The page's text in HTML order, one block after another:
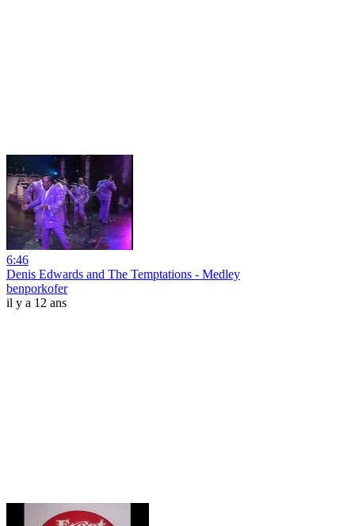
6:46
Denis Edwards and The Temptations - Medley
benporkofer
il y a 12 ans